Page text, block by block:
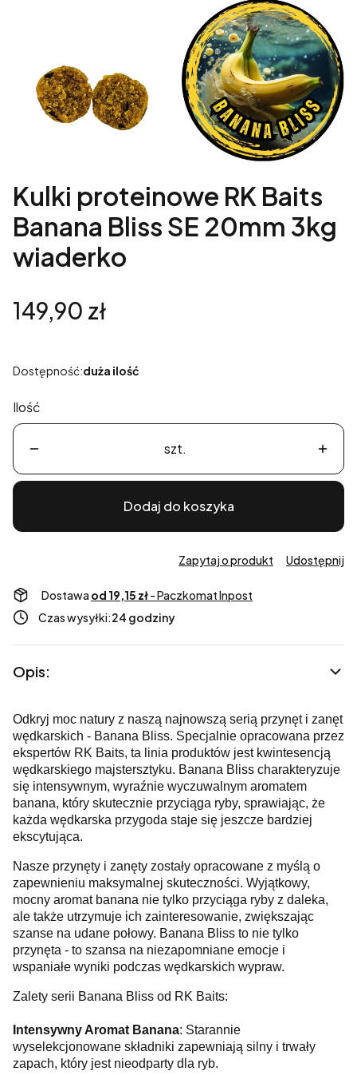
Kulki proteinowe RK Baits
Banana Bliss SE 20mm 3kg
wiaderko
Cena
149,90 zł
Dostępność:duża ilość
Ilość
szt.
Dodaj do koszyka
Zapytaj o produkt Udostępnij
Dostawa od 19,15 zł- Paczkomat Inpost
Czas wysyłki:24 godziny
Opis:
Odkryj moc natury z naszą najnowszą serią przynęt i zanęt
wędkarskich - Banana Bliss. Specjalnie opracowana przez
ekspertów RK Baits, ta linia produktów jest kwintesencją
wędkarskiego majstersztyku. Banana Bliss charakteryzuje
się intensywnym, wyraźnie wyczuwalnym aromatem
banana, który skutecznie przyciąga ryby, sprawiając, że
każda wędkarska przygoda staje się jeszcze bardziej
ekscytująca.
Nasze przynęty i zanęty zostały opracowane z myślą o
zapewnieniu maksymalnej skuteczności. Wyjątkowy,
mocny aromat banana nie tylko przyciąga ryby z daleka,
ale także utrzymuje ich zainteresowanie, zwiększając
szanse na udane połowy. Banana Bliss to nie tylko
przynęta - to szansa na niezapomniane emocje i
wspaniałe wyniki podczas wędkarskich wypraw.
Zalety serii Banana Bliss od RK Baits:
Intensywny Aromat Banana: Starannie
wyselekcjonowane składniki zapewniają silny i trwały
zapach, który jest nieodparty dla ryb.